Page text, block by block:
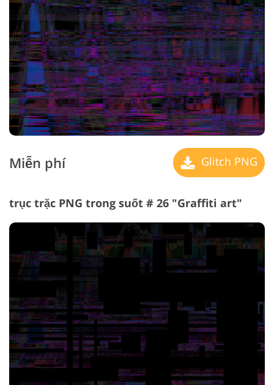
Miễn phí Glitch PNG
trục trặc PNG trong suốt # 26 "Graffiti art"